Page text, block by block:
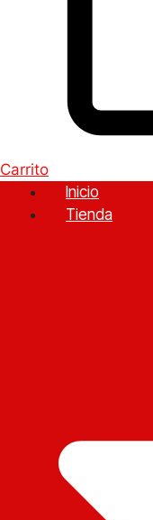
Carrito
Inicio
Tienda